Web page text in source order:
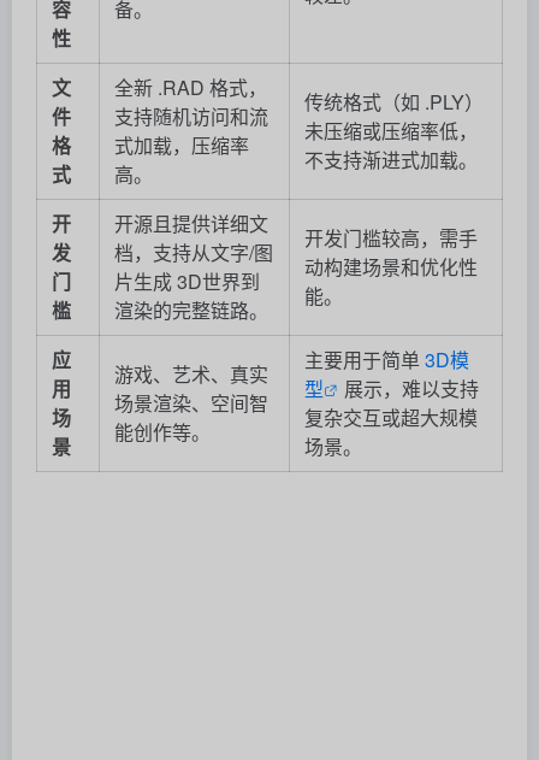
容
性
备。
文
件
格
式
全新 .RAD 格式，
支持随机访问和流
式加载，压缩率
高。
传统格式（如 .PLY）
未压缩或压缩率低，
不支持渐进式加载。
开
发
门
槛
开源且提供详细文
档，支持从文字/图
片生成 3D世界到
渲染的完整链路。
开发门槛较高，需手
动构建场景和优化性
能。
应
用
场
景
游戏、艺术、真实
场景渲染、空间智
能创作等。
主要用于简单3D模
型
展示，难以支持
复杂交互或超大规模
场景。